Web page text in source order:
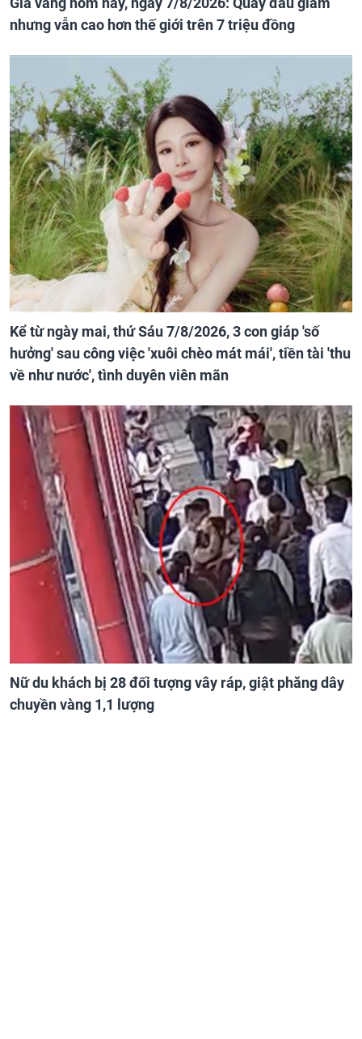
nhưng vẫn cao hơn thế giới trên 7 triệu đồng
Kể từ ngày mai, thứ Sáu 7/8/2026, 3 con giáp 'số
hưởng' sau công việc 'xuôi chèo mát mái', tiền tài 'thu
về như nước', tình duyên viên mãn
Nữ du khách bị 28 đối tượng vây ráp, giật phăng dây
chuyền vàng 1,1 lượng